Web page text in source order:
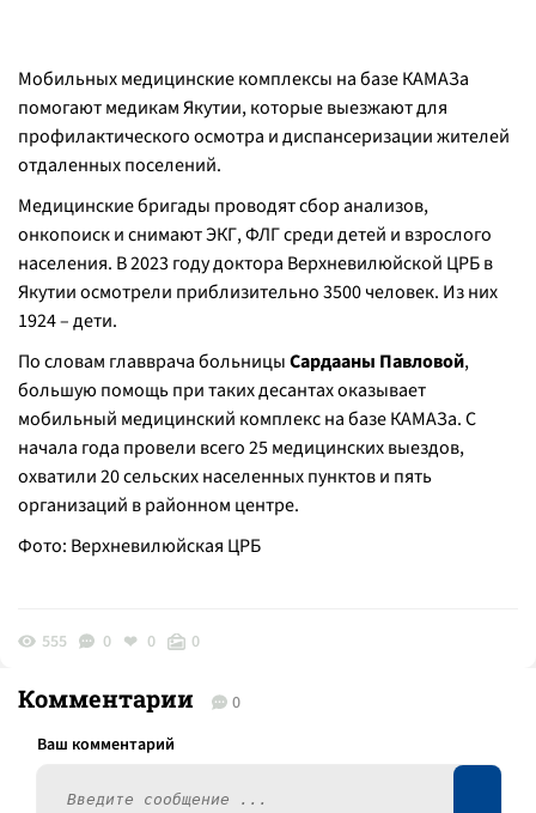
Мобильных медицинские комплексы на базе КАМАЗа
помогают медикам Якутии, которые выезжают для
профилактического осмотра и диспансеризации жителей
отдаленных поселений.
Медицинские бригады проводят сбор анализов,
онкопоиск и снимают ЭКГ, ФЛГ среди детей и взрослого
населения. В 2023 году доктора Верхневилюйской ЦРБ в
Якутии осмотрели приблизительно 3500 человек. Из них
1924 – дети.
По словам главврача больницыСардааны Павловой,
большую помощь при таких десантах оказывает
мобильный медицинский комплекс на базе КАМАЗа. С
начала года провели всего 25 медицинских выездов,
охватили 20 сельских населенных пунктов и пять
организаций в районном центре.
Фото: Верхневилюйская ЦРБ
555 0 0 0
Комментарии 0